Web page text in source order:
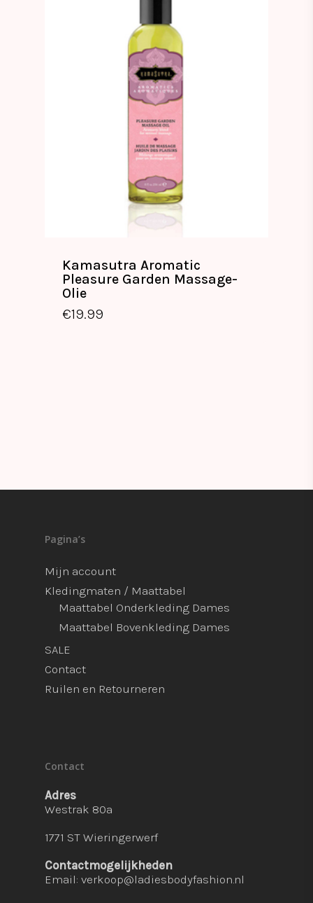
Kamasutra Aromatic
Pleasure Garden Massage-
Olie
€19.99
Pagina’s
Mijn account
Kledingmaten / Maattabel
Maattabel Onderkleding Dames
Maattabel Bovenkleding Dames
SALE
Contact
Ruilen en Retourneren
Contact
Adres
Westrak 80a
1771 ST Wieringerwerf
Contactmogelijkheden
Email: verkoop@ladiesbodyfashion.nl